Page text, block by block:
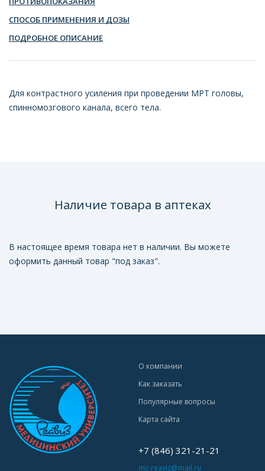
СПОСОБ ПРИМЕНЕНИЯ И ДОЗЫ
ПОДРОБНОЕ ОПИСАНИЕ
Для контрастного усиления при проведении МРТ головы,
спинномозгового канала, всего тела.
Наличие товара в аптеках
В настоящее время товара нет в наличии. Вы можете
оформить данный товар "под заказ".
О компании
Как заказать
Популярные вопросы
Карта сайта
+7 (846) 321-21-21
mc-reaviz@mail.ru